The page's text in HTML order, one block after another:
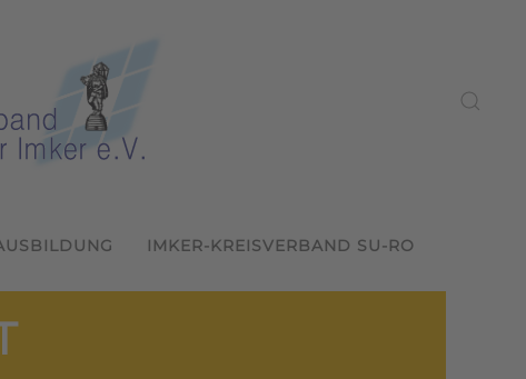
IMKER-KREISVERBAND SU-RO